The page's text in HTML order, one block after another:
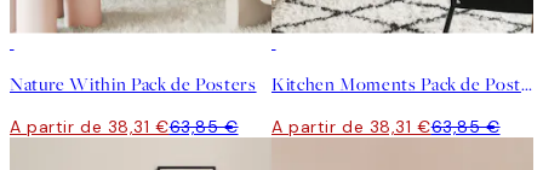
Nature Within Pack de Posters
A partir de 38,31 €63,85 €
Kitchen Moments Pack de Posters
A partir de 38,31 €63,85 €